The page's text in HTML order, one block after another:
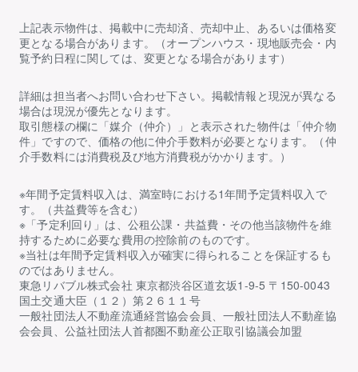
上記表示物件は、掲載中に売却済、売却中止、あるいは価格変
更となる場合があります。（オープンハウス・現地販売会・内
覧予約日程に関しては、変更となる場合があります）
詳細は担当者へお問い合わせ下さい。掲載情報と現況が異なる
場合は現況が優先となります。
取引態様の欄に「媒介（仲介）」と表示された物件は「仲介物
件」ですので、価格の他に仲介手数料が必要となります。（仲
介手数料には消費税及び地方消費税がかかります。）
※年間予定賃料収入は、満室時における1年間予定賃料収入で
す。（共益費等を含む）
※「予定利回り」は、公租公課・共益費・その他当該物件を維
持するために必要な費用の控除前のものです。
※当社は年間予定賃料収入が確実に得られることを保証するも
のではありません。
東急リバブル株式会社 東京都渋谷区道玄坂1-9-5 〒150-0043
国土交通大臣（１２）第２６１１号
一般社団法人不動産流通経営協会会員、一般社団法人不動産協
会会員、公益社団法人首都圏不動産公正取引協議会加盟